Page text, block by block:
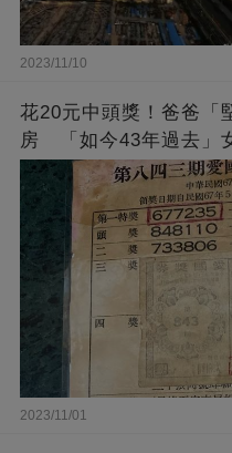
2023/11/10
花20元中頭獎！爸爸「
房 「如今43年過去」
2023/11/01